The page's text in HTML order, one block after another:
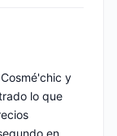
y
lo que